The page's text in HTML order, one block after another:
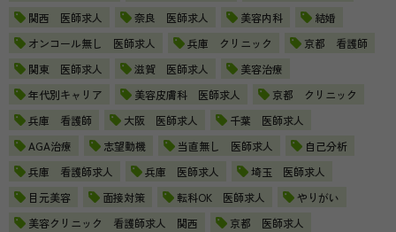
関西 医師求人
奈良 医師求人 美容内科
結婚
オンコール無し 医師求人
兵庫 クリニック
京都 看護師
関東 医師求人
滋賀 医師求人
美容治療
年代別キャリア
美容皮膚科 医師求人
京都 クリニック
兵庫 看護師
大阪 医師求人
千葉 医師求人
AGA治療
志望動機 当直無し 医師求人
自己分析
兵庫 看護師求人
兵庫 医師求人
埼玉 医師求人
目元美容
面接対策 転科OK 医師求人
やりがい
美容クリニック 看護師求人 関西
京都 医師求人